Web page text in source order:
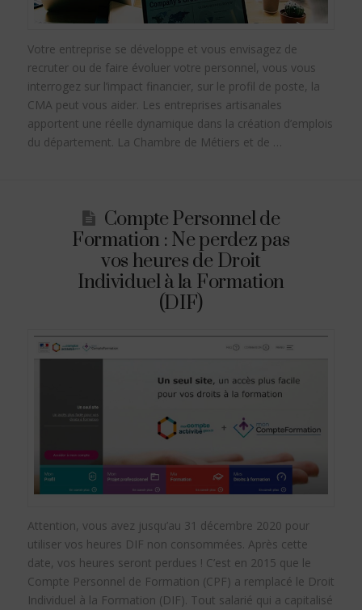
Votre entreprise se développe et vous envisagez de
recruter ou de faire évoluer votre personnel, vous vous
interrogez sur l’impact financier, sur le profil de poste, la
CMA peut vous aider. Les entreprises artisanales
apportent une réelle dynamique dans la création d’emplois
du département. La Chambre de Métiers et de …
Compte Personnel de
Formation : Ne perdez pas
vos heures de Droit
Individuel à la Formation
(DIF)
Attention, vous avez jusqu’au 31 décembre 2020 pour
utiliser vos heures DIF non consommées. Après cette
date, vos heures seront perdues ! C’est en 2015 que le
Compte Personnel de Formation (CPF) a remplacé le Droit
Individuel à la Formation (DIF). Tout salarié qui a capitalisé